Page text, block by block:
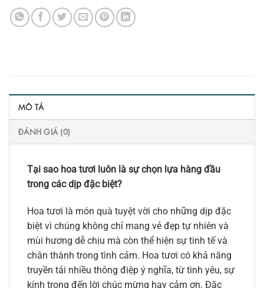
MÔ TẢ
ĐÁNH GIÁ (0)
Tại sao hoa tươi luôn là sự chọn lựa hàng đầu
trong các dịp đặc biệt?
Hoa tươi là món quà tuyệt vời cho những dịp đặc
biệt vì chúng không chỉ mang vẻ đẹp tự nhiên và
mùi hương dễ chịu mà còn thể hiện sự tinh tế và
chân thành trong tình cảm. Hoa tươi có khả năng
truyền tải nhiều thông điệp ý nghĩa, từ tình yêu, sự
kính trọng đến lời chúc mừng hay cảm ơn. Đặc